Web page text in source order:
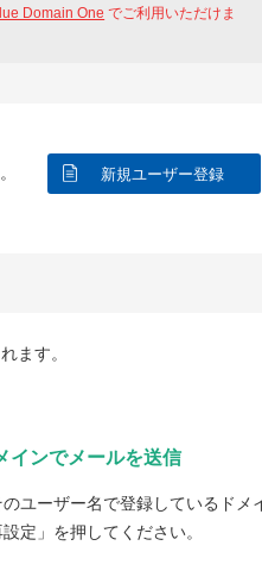
Domain One でご利用いただけま
新規ユーザー登録
ます。
インでメールを送信
ユーザー名で登録しているドメ
定」を押してください。